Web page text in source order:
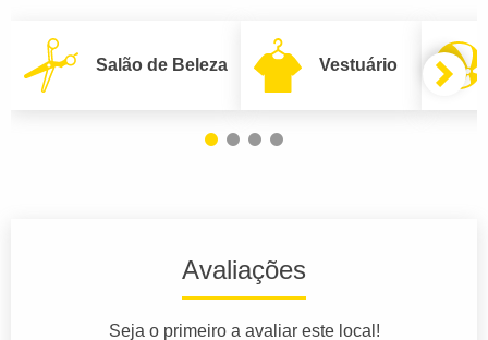
Salão de Beleza Vestuário
Avaliações
Seja o primeiro a avaliar este local!